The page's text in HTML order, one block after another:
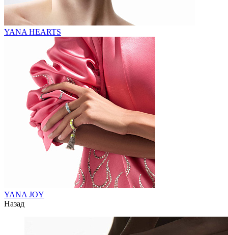
YANA HEARTS
YANA JOY
Назад